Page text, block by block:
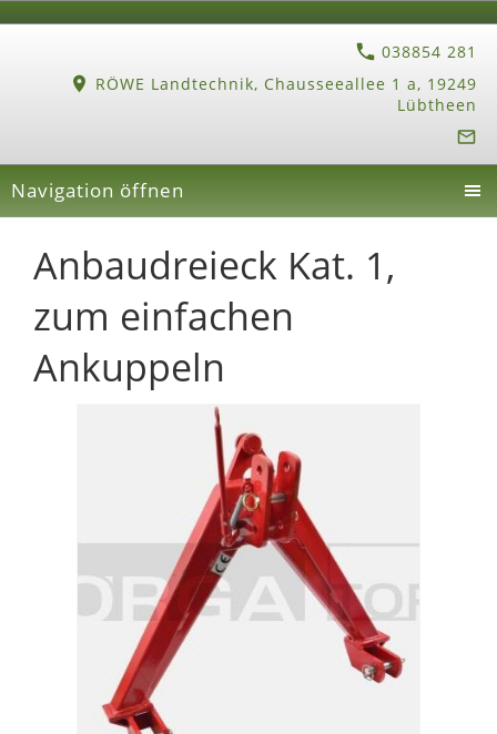
038854 281
RÖWE Landtechnik, Chausseeallee 1 a, 19249
Lübtheen
Navigation öffnen
Anbaudreieck Kat. 1,
zum einfachen
Ankuppeln